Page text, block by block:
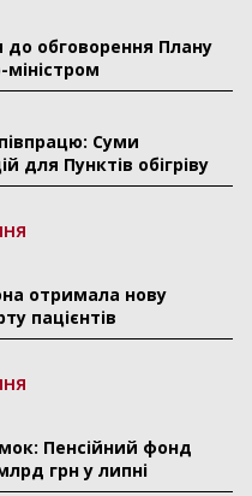
до обговорення Плану
Суми
для Пунктів обігріву
отримала нову
пацієнтів
Пенсійний фонд
грн у липні